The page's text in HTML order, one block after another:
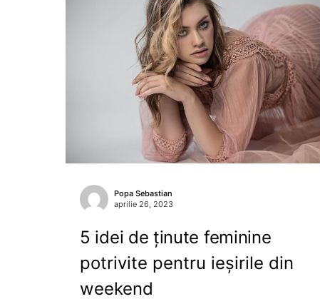
Popa Sebastian
aprilie 26, 2023
5 idei de ținute feminine
potrivite pentru ieșirile din
weekend